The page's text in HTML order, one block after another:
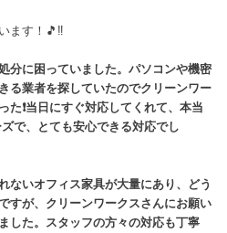
ます！🎵‼️
分に困っていました。パソコンや機密
る業者を探していたのでクリーンワー
た❗当日にすぐ対応してくれて、本当
で、とても安心できる対応でし
ないオフィス家具が大量にあり、どう
すが、クリーンワークスさんにお願い
した。スタッフの方々の対応も丁寧